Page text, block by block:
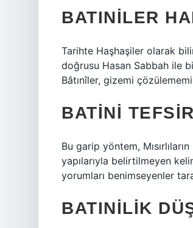
BATINILER
Tarihte Haşhaşiler olarak
doğrusu Hasan Sabbah ile
Bâtınîler, gizemi
BATINI
Bu garip yöntem,
yapılarıyla belirtilmeyen
yorumları benimseyenler
BATINILIK